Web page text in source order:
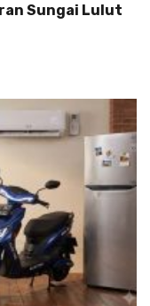
Sungai Lulut